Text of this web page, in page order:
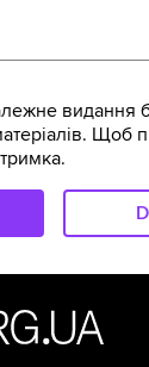
видання
Щоб